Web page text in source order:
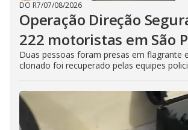
DO R7/07/08/2026
Operação Direção
222 motoristas em São
Duas pessoas foram presas em flagrante
clonado foi recuperado pelas equipes